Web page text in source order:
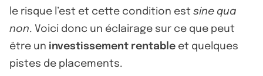
le risque l’est et cette condition est sine qua
non. Voici donc un éclairage sur ce que peut
être un investissement rentable et quelques
pistes de placements.